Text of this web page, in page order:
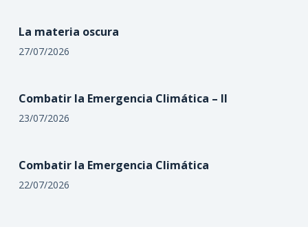
La materia oscura
27/07/2026
Combatir la Emergencia Climática – II
23/07/2026
Combatir la Emergencia Climática
22/07/2026